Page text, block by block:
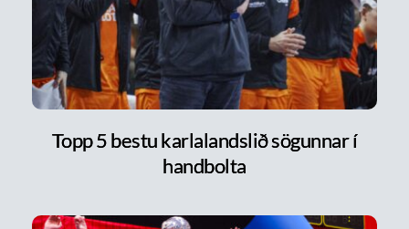
Topp 5 bestu karlalandslið sögunnar í
handbolta